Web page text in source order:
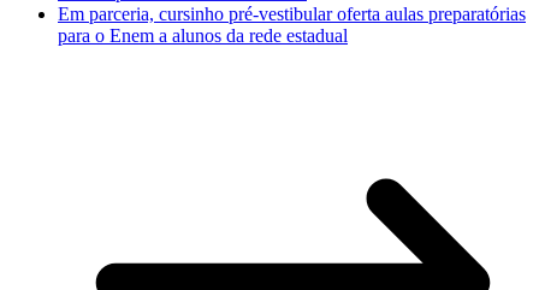
Em parceria, cursinho pré-vestibular oferta aulas preparatórias
para o Enem a alunos da rede estadual